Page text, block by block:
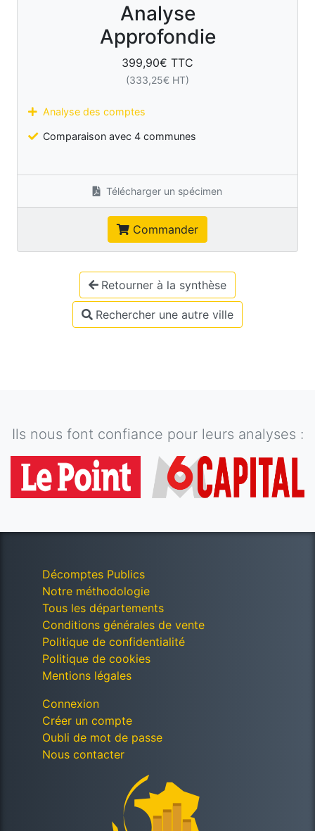
Analyse
Approfondie
399,90€ TTC
(333,25€ HT)
Analyse des comptes
Comparaison avec 4 communes
Télécharger un spécimen
Commander
Retourner à la synthèse
Rechercher une autre ville
Ils nous font confiance pour leurs analyses :
Décomptes Publics
Notre méthodologie
Tous les départements
Conditions générales de vente
Politique de confidentialité
Politique de cookies
Mentions légales
Connexion
Créer un compte
Oubli de mot de passe
Nous contacter